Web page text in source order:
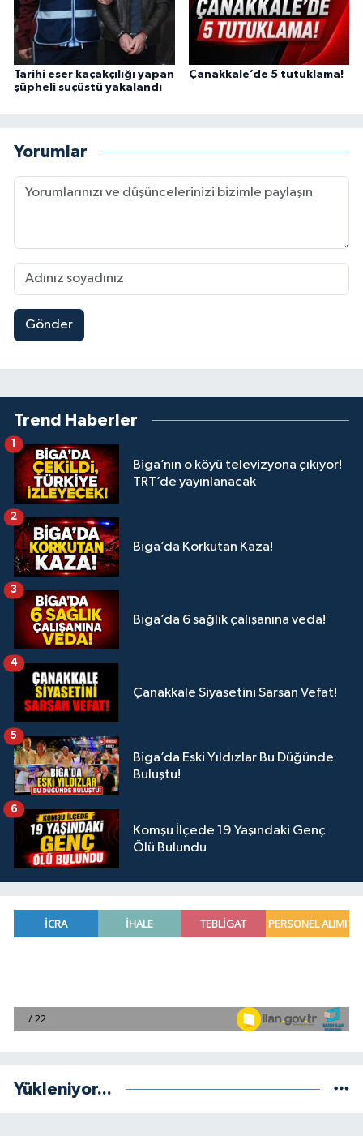
Tarihi eser kaçakçılığı yapan
şüpheli suçüstü yakalandı
Çanakkale’de 5 tutuklama!
Yorumlar
Gönder
Trend Haberler
Biga’nın o köyü televizyona çıkıyor!
TRT’de yayınlanacak
1
Biga’da Korkutan Kaza!
2
Biga’da 6 sağlık çalışanına veda!
3
Çanakkale Siyasetini Sarsan Vefat!
4
Biga’da Eski Yıldızlar Bu Düğünde
Buluştu!
5
Komşu İlçede 19 Yaşındaki Genç
Ölü Bulundu
6
Yükleniyor...